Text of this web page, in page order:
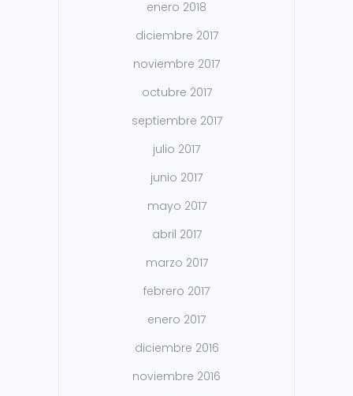
enero 2018
diciembre 2017
noviembre 2017
octubre 2017
septiembre 2017
julio 2017
junio 2017
mayo 2017
abril 2017
marzo 2017
febrero 2017
enero 2017
diciembre 2016
noviembre 2016